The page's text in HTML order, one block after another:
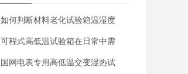
如何判断材料老化试验箱温湿度
是否失控？
可程式高低温试验箱在日常中需
要做些维护保养？
国网电表专用高低温交变湿热试